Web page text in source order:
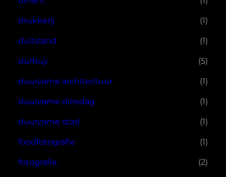
drukkerij (1)
duitsland (1)
durbuy (5)
duurzame architectuur (1)
duurzame dinsdag (1)
duurzame stad (1)
foodfotografie (1)
fotografie (2)